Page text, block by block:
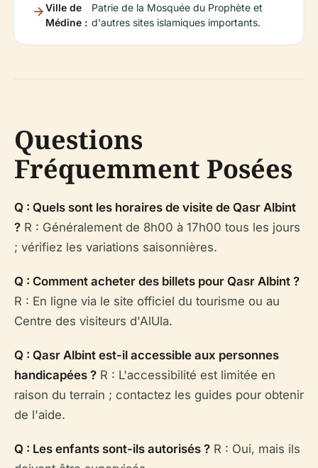
Ville de
Médine :
Patrie de la Mosquée du Prophète et
d'autres sites islamiques importants.
Questions
Fréquemment Posées
Q : Quels sont les horaires de visite de Qasr Albint
? R : Généralement de 8h00 à 17h00 tous les jours
; vérifiez les variations saisonnières.
Q : Comment acheter des billets pour Qasr Albint ?
R : En ligne via le site officiel du tourisme ou au
Centre des visiteurs d'AlUla.
Q : Qasr Albint est-il accessible aux personnes
handicapées ? R : L'accessibilité est limitée en
raison du terrain ; contactez les guides pour obtenir
de l'aide.
Q : Les enfants sont-ils autorisés ? R : Oui, mais ils